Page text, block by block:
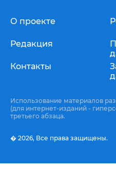
О проекте
Редакция
Контакты
Использование материалов
(для интернет-изданий -
третьего абзаца.
� 2026, Все права защищены.